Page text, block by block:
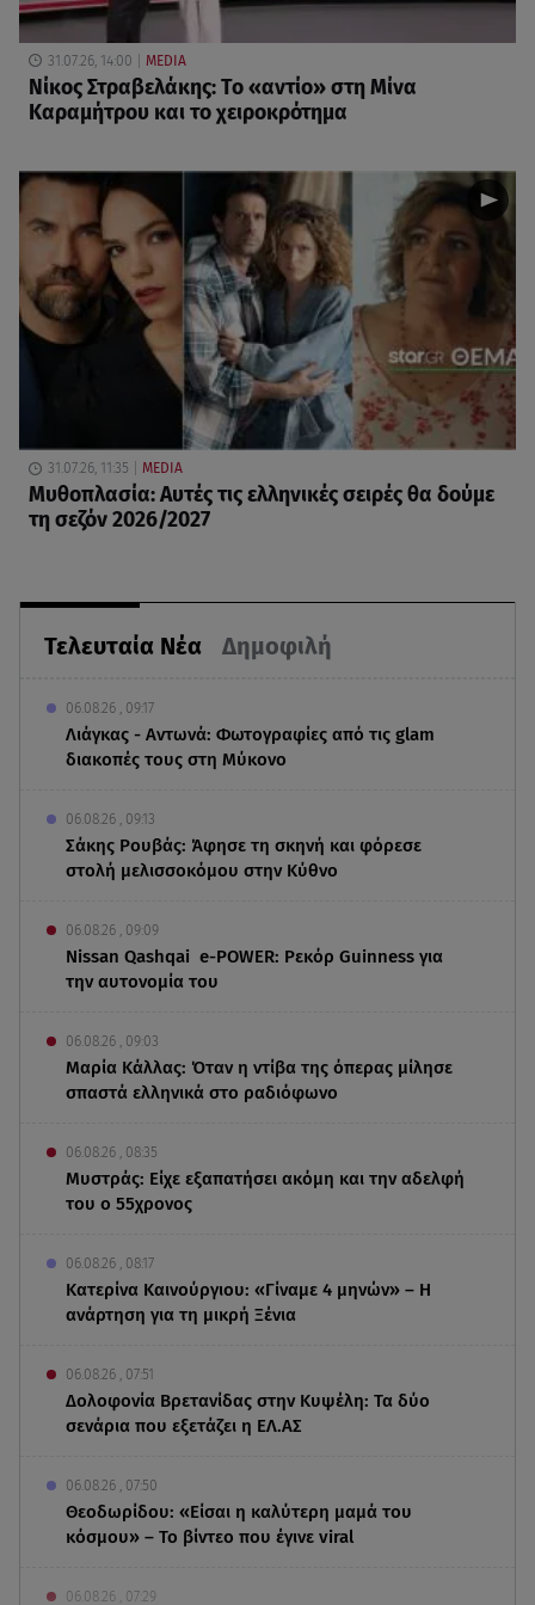
Τελευταία Νέα Δημοφιλή
06.08.26 , 09:17
Λιάγκας - Αντωνά: Φωτογραφίες από τις glam
διακοπές τους στη Μύκονο
06.08.26 , 09:13
Σάκης Ρουβάς: Άφησε τη σκηνή και φόρεσε
στολή μελισσοκόμου στην Κύθνο
06.08.26 , 09:09
Nissan Qashqai e-POWER: Ρεκόρ Guinness για
την αυτονομία του
06.08.26 , 09:03
Μαρία Κάλλας: Όταν η ντίβα της όπερας μίλησε
σπαστά ελληνικά στο ραδιόφωνο
06.08.26 , 08:35
Μυστράς: Είχε εξαπατήσει ακόμη και την αδελφή
του ο 55χρονος
06.08.26 , 08:17
Κατερίνα Καινούργιου: «Γίναμε 4 μηνών» – Η
ανάρτηση για τη μικρή Ξένια
06.08.26 , 07:51
Δολοφονία Βρετανίδας στην Κυψέλη: Τα δύο
σενάρια που εξετάζει η ΕΛ.ΑΣ
06.08.26 , 07:50
Θεοδωρίδου: «Είσαι η καλύτερη μαμά του
κόσμου» – Το βίντεο που έγινε viral
06.08.26 , 07:29
31.07.26, 14:00 MEDIA
Νίκος Στραβελάκης: Το «αντίο» στη Μίνα
Καραμήτρου και το χειροκρότημα
31.07.26, 11:35 MEDIA
Μυθοπλασία: Αυτές τις ελληνικές σειρές θα δούμε
τη σεζόν 2026/2027